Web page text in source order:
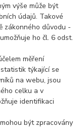
výše může být
údajů. Takové
zákonného důvodu -
ho čl. 6 odst.
měření
týkající se
na webu, jsou
celku a v
identifikaci
být zpracovány